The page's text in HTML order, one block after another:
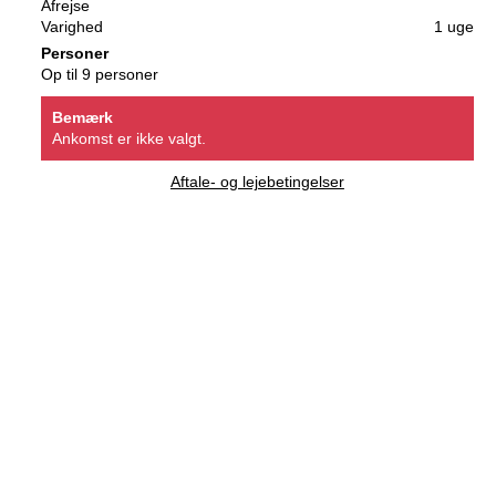
Afrejse
Varighed
1 uge
Personer
Op til 9 personer
Bemærk
Ankomst er ikke valgt.
Aftale- og lejebetingelser